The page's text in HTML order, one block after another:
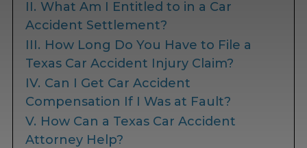
II. What Am I Entitled to in a Car
Accident Settlement?
III. How Long Do You Have to File a
Texas Car Accident Injury Claim?
IV. Can I Get Car Accident
Compensation If I Was at Fault?
V. How Can a Texas Car Accident
Attorney Help?